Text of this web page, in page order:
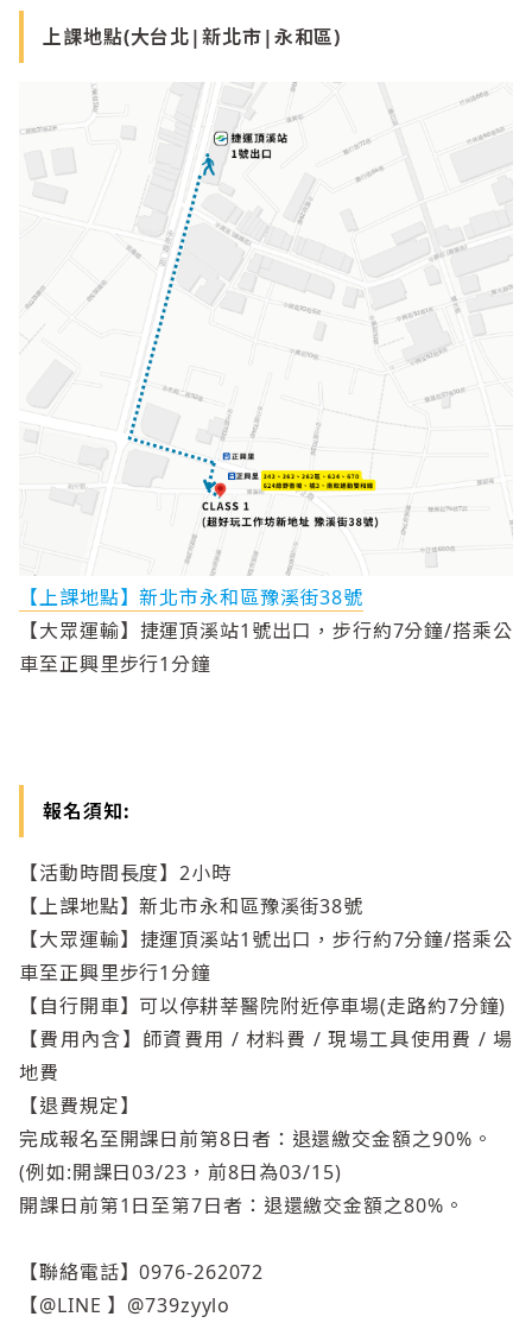
上課地點(大台北|新北市|永和區)
【上課地點】新北市永和區豫溪街38號
【大眾運輸】捷運頂溪站1號出口，步行約7分鐘/搭乘公
車至正興里步行1分鐘
報名須知:
【活動時間長度】2小時
【上課地點】新北市永和區豫溪街38號
【大眾運輸】捷運頂溪站1號出口，步行約7分鐘/搭乘公
車至正興里步行1分鐘
【自行開車】可以停耕莘醫院附近停車場(走路約7分鐘)
【費用內含】師資費用 / 材料費 / 現場工具使用費 / 場
地費
【退費規定】
完成報名至開課日前第8日者：退還繳交金額之90%。
(例如:開課日03/23，前8日為03/15)
開課日前第1日至第7日者：退還繳交金額之80%。
【聯絡電話】0976-262072
【@LINE 】@739zyylo